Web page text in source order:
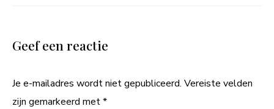
Geef een reactie
Je e-mailadres wordt niet gepubliceerd. Vereiste velden
zijn gemarkeerd met*